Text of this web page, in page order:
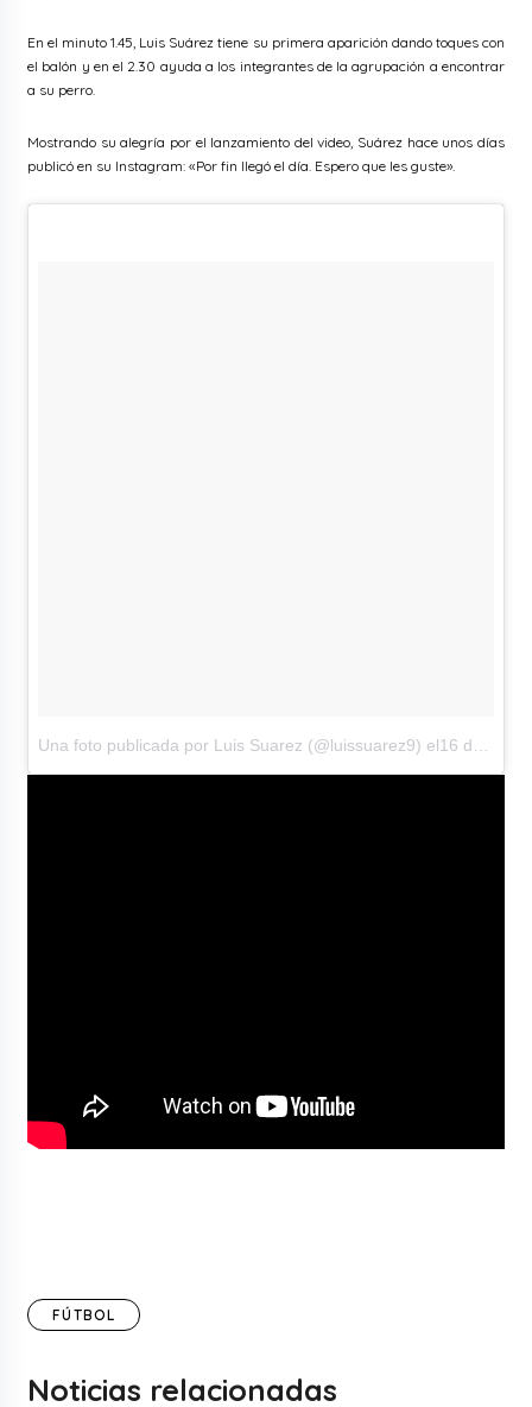
En el minuto 1.45, Luis Suárez tiene su primera aparición dando toques con
el balón y en el 2.30 ayuda a los integrantes de la agrupación a encontrar
a su perro.
Mostrando su alegría por el lanzamiento del video, Suárez hace unos días
publicó en su Instagram: «Por fin llegó el día. Espero que les guste».
Una foto publicada por Luis Suarez (@luissuarez9) el16 de Dic de 2016 a la(s) 2:19 PST
FÚTBOL
Noticias relacionadas